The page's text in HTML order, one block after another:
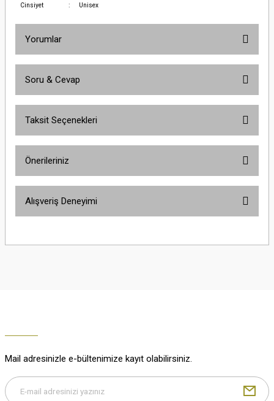
Cinsiyet : Unisex
Yorumlar
Soru & Cevap
Taksit Seçenekleri
Önerileriniz
yetersiz gördüğünüz noktaları öneri formunu kullanarak tarafımıza
Alışveriş Deneyimi
M... K... | 29/12/2025
Mail adresinizle e-bültenimize kayıt olabilirsiniz.